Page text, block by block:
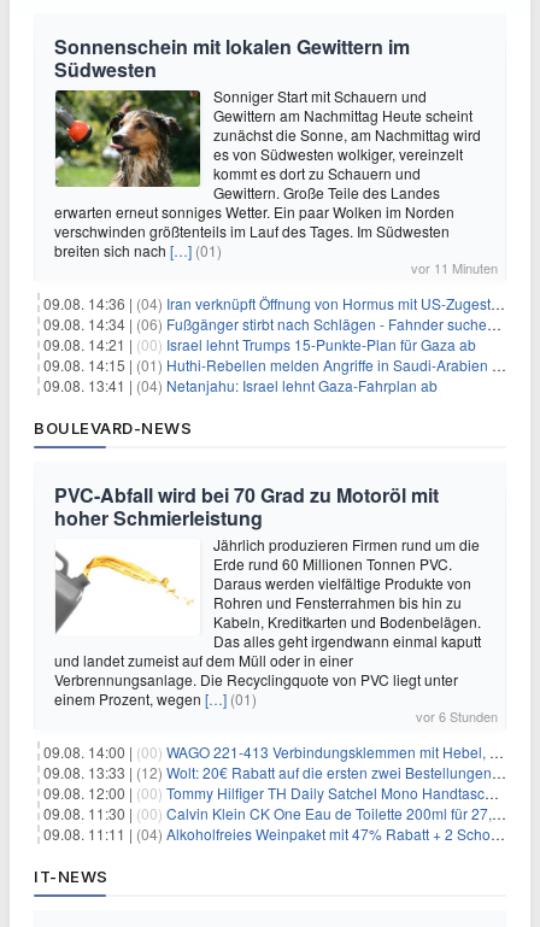
Sonnenschein mit lokalen Gewittern im
Südwesten
Sonniger Start mit Schauern und
Gewittern am Nachmittag Heute scheint
zunächst die Sonne, am Nachmittag wird
es von Südwesten wolkiger, vereinzelt
kommt es dort zu Schauern und
Gewittern. Große Teile des Landes
erwarten erneut sonniges Wetter. Ein paar Wolken im Norden
verschwinden größtenteils im Lauf des Tages. Im Südwesten
breiten sich nach […] (01)
vor 11 Minuten
09.08. 14:36 | (04) Iran verknüpft Öffnung von Hormus mit US-Zugeständnissen
09.08. 14:34 | (06) Fußgänger stirbt nach Schlägen - Fahnder suchen Autofahrer
09.08. 14:21 | (00) Israel lehnt Trumps 15-Punkte-Plan für Gaza ab
09.08. 14:15 | (01) Huthi-Rebellen melden Angriffe in Saudi-Arabien und im Jemen
09.08. 13:41 | (04) Netanjahu: Israel lehnt Gaza-Fahrplan ab
BOULEVARD-NEWS
PVC-Abfall wird bei 70 Grad zu Motoröl mit
hoher Schmierleistung
Jährlich produzieren Firmen rund um die
Erde rund 60 Millionen Tonnen PVC.
Daraus werden vielfältige Produkte von
Rohren und Fensterrahmen bis hin zu
Kabeln, Kreditkarten und Bodenbelägen.
Das alles geht irgendwann einmal kaputt
und landet zumeist auf dem Müll oder in einer
Verbrennungsanlage. Die Recyclingquote von PVC liegt unter
einem Prozent, wegen […] (01)
vor 6 Stunden
09.08. 14:00 | (00) WAGO 221-413 Verbindungsklemmen mit Hebel, 50 Stück für 14,99€
09.08. 13:33 | (12) Wolt: 20€ Rabatt auf die ersten zwei Bestellungen für Neukunden
09.08. 12:00 | (00) Tommy Hilfiger TH Daily Satchel Mono Handtasche für 73,97€
09.08. 11:30 | (00) Calvin Klein CK One Eau de Toilette 200ml für 27,99€
09.08. 11:11 | (04) Alkoholfreies Weinpaket mit 47% Rabatt + 2 Schott Zwiesel Gläser GRATIS für 29,99€
IT-NEWS